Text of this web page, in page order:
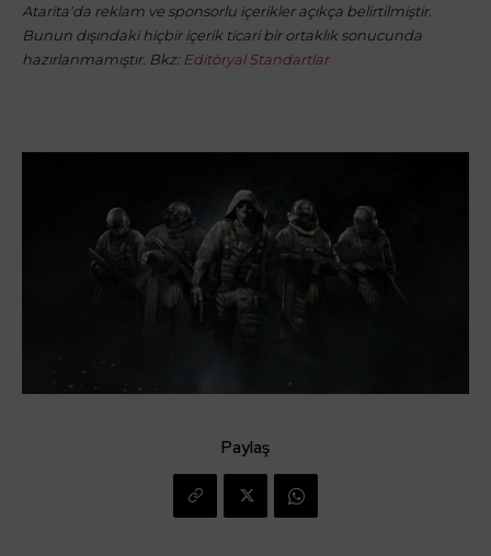
Atarita'da reklam ve sponsorlu içerikler açıkça belirtilmiştir.
Bunun dışındaki hiçbir içerik ticari bir ortaklık sonucunda
hazırlanmamıştır. Bkz: Editöryal Standartlar
Paylaş